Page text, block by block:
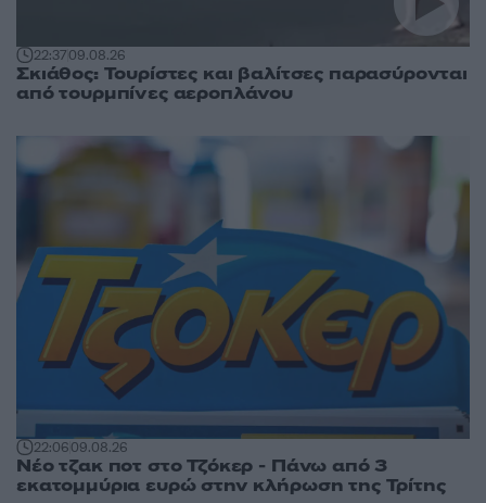
22:3709.08.26
Σκιάθος: Τουρίστες και βαλίτσες παρασύρονται
από τουρμπίνες αεροπλάνου
22:0609.08.26
Νέο τζακ ποτ στο Τζόκερ - Πάνω από 3
εκατομμύρια ευρώ στην κλήρωση της Τρίτης